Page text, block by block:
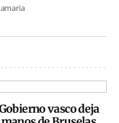
vasco deja